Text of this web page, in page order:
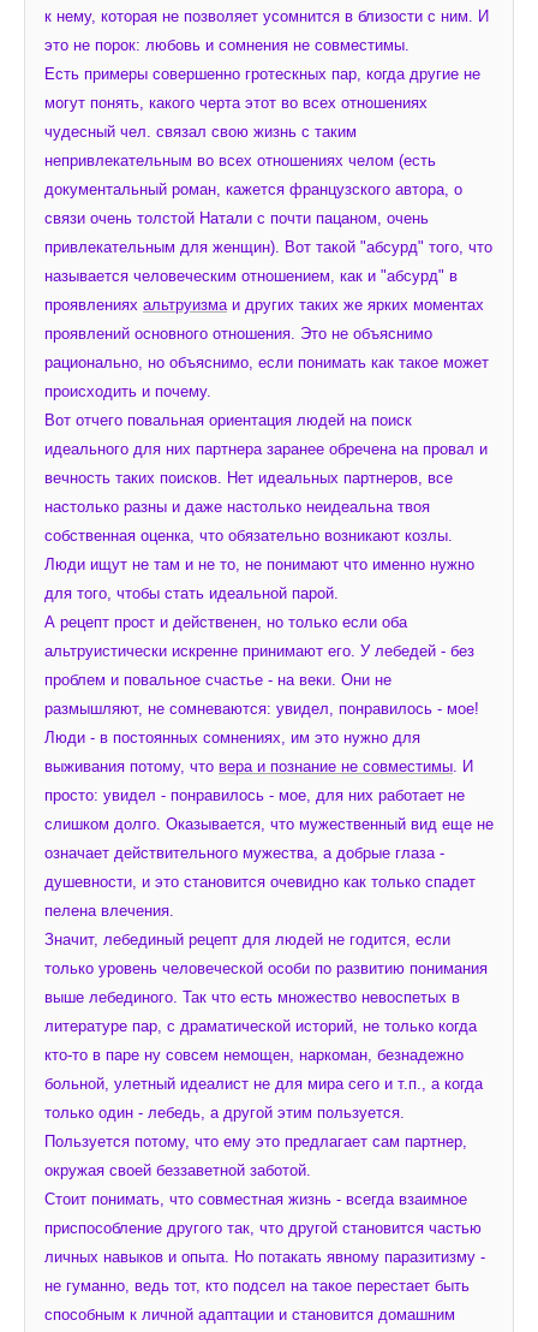
к нему, которая не позволяет усомнится в близости с ним. И
это не порок: любовь и сомнения не совместимы.
Есть примеры совершенно гротескных пар, когда другие не
могут понять, какого черта этот во всех отношениях
чудесный чел. связал свою жизнь с таким
непривлекательным во всех отношениях челом (есть
документальный роман, кажется французского автора, о
связи очень толстой Натали с почти пацаном, очень
привлекательным для женщин). Вот такой "абсурд" того, что
называется человеческим отношением, как и "абсурд" в
проявлениях альтруизма и других таких же ярких моментах
проявлений основного отношения. Это не объяснимо
рационально, но объяснимо, если понимать как такое может
происходить и почему.
Вот отчего повальная ориентация людей на поиск
идеального для них партнера заранее обречена на провал и
вечность таких поисков. Нет идеальных партнеров, все
настолько разны и даже настолько неидеальна твоя
собственная оценка, что обязательно возникают козлы.
Люди ищут не там и не то, не понимают что именно нужно
для того, чтобы стать идеальной парой.
А рецепт прост и действенен, но только если оба
альтруистически искренне принимают его. У лебедей - без
проблем и повальное счастье - на веки. Они не
размышляют, не сомневаются: увидел, понравилось - мое!
Люди - в постоянных сомнениях, им это нужно для
выживания потому, что вера и познание не совместимы . И
просто: увидел - понравилось - мое, для них работает не
слишком долго. Оказывается, что мужественный вид еще не
означает действительного мужества, а добрые глаза -
душевности, и это становится очевидно как только спадет
пелена влечения.
Значит, лебединый рецепт для людей не годится, если
только уровень человеческой особи по развитию понимания
выше лебединого. Так что есть множество невоспетых в
литературе пар, с драматической историй, не только когда
кто-то в паре ну совсем немощен, наркоман, безнадежно
больной, улетный идеалист не для мира сего и т.п., а когда
только один - лебедь, а другой этим пользуется.
Пользуется потому, что ему это предлагает сам партнер,
окружая своей беззаветной заботой.
Стоит понимать, что совместная жизнь - всегда взаимное
приспособление другого так, что другой становится частью
личных навыков и опыта. Но потакать явному паразитизму -
не гуманно, ведь тот, кто подсел на такое перестает быть
способным к личной адаптации и становится домашним